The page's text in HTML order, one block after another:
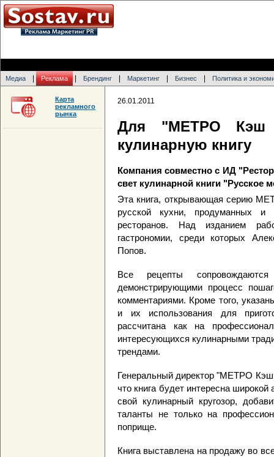
Медиа Реклама Брендинг Маркетинг Бизнес Политика и
26.01.2011
Для "МЕТРО Кэш
кулинарную книгу
Компания совместно с ИД
свет кулинарной книги "Русское
Эта книга, открывающая серию
русской кухни, продуманных и
ресторанов. Над изданием
гастрономии, среди которых
Попов.
Все рецепты сопровождаются
демонстрирующими процесс
комментариями. Кроме того,
и их использования для
рассчитана как на
интересующихся кулинарными
трендами.
Генеральный директор "МЕТРО Кэш
что книга будет интересна
свой кулинарный кругозор,
таланты не только на
поприще.
Книга выставлена на продажу во
Карта
рекламного
рынка